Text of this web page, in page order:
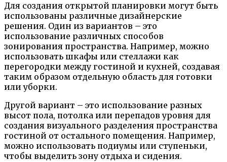
Для создания открытой планировки могут быть
использованы различные дизайнерские
решения. Один из вариантов – это
использование различных способов
зонирования пространства. Например, можно
использовать шкафы или стеллажи как
перегородки между гостиной и кухней, создавая
таким образом отдельную область для готовки
или уборки.
Другой вариант – это использование разных
высот пола, потолка или перепадов уровня для
создания визуального разделения пространства
гостиной от остального помещения. Например,
можно использовать подиумы или ступеньки,
чтобы выделить зону отдыха и сидения.